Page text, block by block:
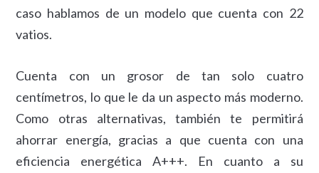
caso hablamos de un modelo que cuenta con 22
vatios.
Cuenta con un grosor de tan solo cuatro
centímetros, lo que le da un aspecto más moderno.
Como otras alternativas, también te permitirá
ahorrar energía, gracias a que cuenta con una
eficiencia energética A+++. En cuanto a su